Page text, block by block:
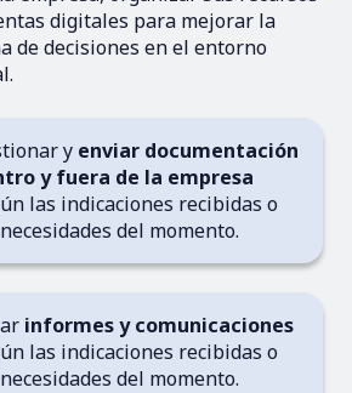
digitales para mejorar la
de decisiones en el entorno
y enviar documentación
y fuera de la empresa
las indicaciones recibidas o
del momento.
informes y comunicaciones
las indicaciones recibidas o
del momento.